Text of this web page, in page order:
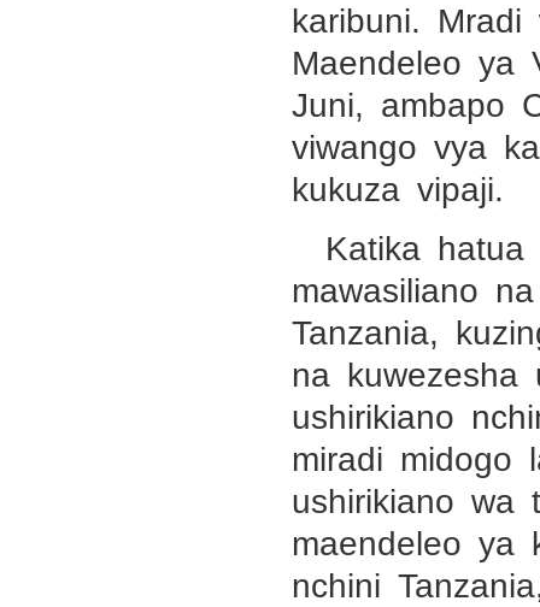
karibuni.
Maendeleo ya
Juni, ambapo
viwango vya
kukuza vipaji.
Katika
mawasiliano
Tanzania,
na
ushirikiano
miradi midogo
ushirikiano
maendeleo ya
nchini